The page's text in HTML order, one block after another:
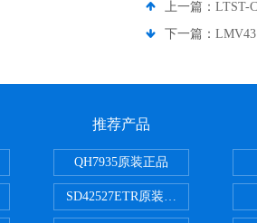
上一篇： LTST-
下一篇：
推荐产品
QH7935原装正品
SD42527ETR原装正品